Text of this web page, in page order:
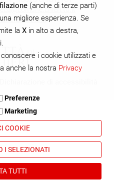
-
(anche di terze parti)
migliore esperienza. Se
la Xin alto a destra,
i cookie utilizzati e
anche la nostra Privacy
Preferenze
Marketing
COOKIE
I SELEZIONATI
TUTTI